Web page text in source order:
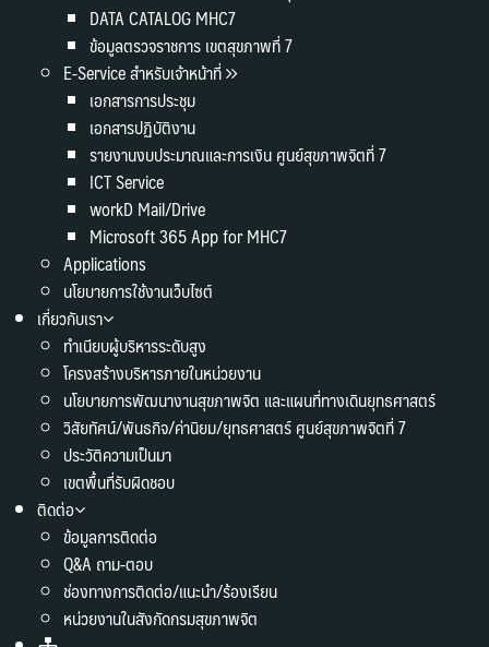
DATA CATALOG MHC7
ข้อมูลตรวจราชการ เขตสุขภาพที่ 7
E-Service สำหรับเจ้าหน้าที่
เอกสารการประชุม
เอกสารปฏิบัติงาน
รายงานงบประมาณและการเงิน ศูนย์สุขภาพจิตที่ 7
ICT Service
workD Mail/Drive
Microsoft 365 App for MHC7
Applications
นโยบายการใช้งานเว็บไซต์
เกี่ยวกับเรา
ทำเนียบผู้บริหารระดับสูง
โครงสร้างบริหารภายในหน่วยงาน
นโยบายการพัฒนางานสุขภาพจิต และแผนที่ทางเดินยุทธศาสตร์
วิสัยทัศน์/พันธกิจ/ค่านิยม/ยุทธศาสตร์ ศูนย์สุขภาพจิตที่ 7
ประวัติความเป็นมา
เขตพื้นที่รับผิดชอบ
ติดต่อ
ข้อมูลการติดต่อ
Q&A ถาม-ตอบ
ช่องทางการติดต่อ/แนะนำ/ร้องเรียน
หน่วยงานในสังกัดกรมสุขภาพจิต